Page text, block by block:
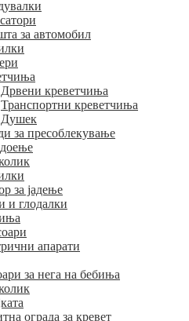
за автомобил
Дрвени креветчиња
Транспортни креветчиња
Душек
за пресоблекување
за јадење
и глодалки
апарати
за нега на бебиња
ограда за кревет